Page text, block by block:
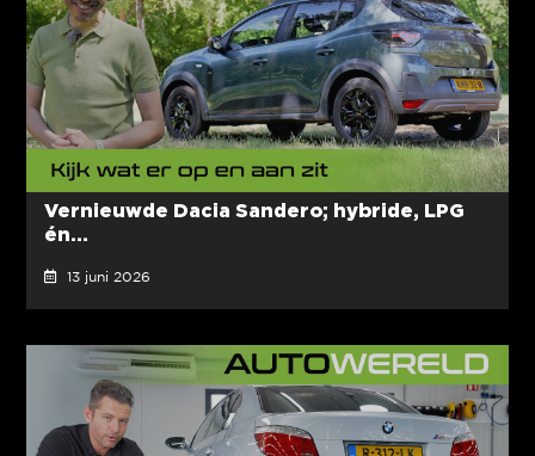
Vernieuwde Dacia Sandero; hybride, LPG
én...
13 juni 2026